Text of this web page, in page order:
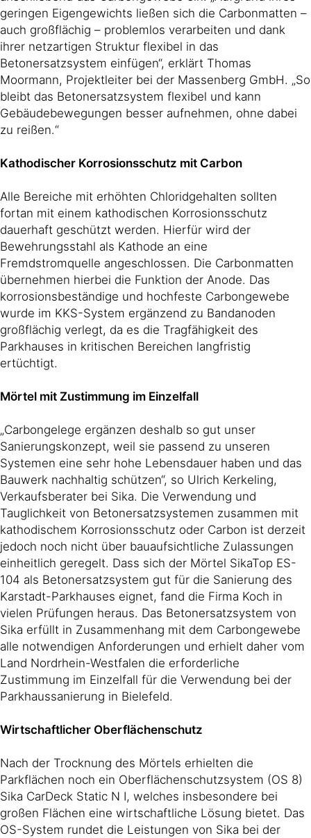
geringen Eigengewichts ließen sich die Carbonmatten –
auch großflächig – problemlos verarbeiten und dank
ihrer netzartigen Struktur flexibel in das
Betonersatzsystem einfügen“, erklärt Thomas
Moormann, Projektleiter bei der Massenberg GmbH. „So
bleibt das Betonersatzsystem flexibel und kann
Gebäudebewegungen besser aufnehmen, ohne dabei
zu reißen.“
Kathodischer Korrosionsschutz mit Carbon
Alle Bereiche mit erhöhten Chloridgehalten sollten
fortan mit einem kathodischen Korrosionsschutz
dauerhaft geschützt werden. Hierfür wird der
Bewehrungsstahl als Kathode an eine
Fremdstromquelle angeschlossen. Die Carbonmatten
übernehmen hierbei die Funktion der Anode. Das
korrosionsbeständige und hochfeste Carbongewebe
wurde im KKS-System ergänzend zu Bandanoden
großflächig verlegt, da es die Tragfähigkeit des
Parkhauses in kritischen Bereichen langfristig
ertüchtigt.
Mörtel mit Zustimmung im Einzelfall
„Carbongelege ergänzen deshalb so gut unser
Sanierungskonzept, weil sie passend zu unseren
Systemen eine sehr hohe Lebensdauer haben und das
Bauwerk nachhaltig schützen“, so Ulrich Kerkeling,
Verkaufsberater bei Sika. Die Verwendung und
Tauglichkeit von Betonersatzsystemen zusammen mit
kathodischem Korrosionsschutz oder Carbon ist derzeit
jedoch noch nicht über bauaufsichtliche Zulassungen
einheitlich geregelt. Dass sich der Mörtel SikaTop ES-
104 als Betonersatzsystem gut für die Sanierung des
Karstadt-Parkhauses eignet, fand die Firma Koch in
vielen Prüfungen heraus. Das Betonersatzsystem von
Sika erfüllt in Zusammenhang mit dem Carbongewebe
alle notwendigen Anforderungen und erhielt daher vom
Land Nordrhein-Westfalen die erforderliche
Zustimmung im Einzelfall für die Verwendung bei der
Parkhaussanierung in Bielefeld.
Wirtschaftlicher Oberflächenschutz
Nach der Trocknung des Mörtels erhielten die
Parkflächen noch ein Oberflächenschutzsystem (OS 8)
Sika CarDeck Static N I, welches insbesondere bei
großen Flächen eine wirtschaftliche Lösung bietet. Das
OS-System rundet die Leistungen von Sika bei der